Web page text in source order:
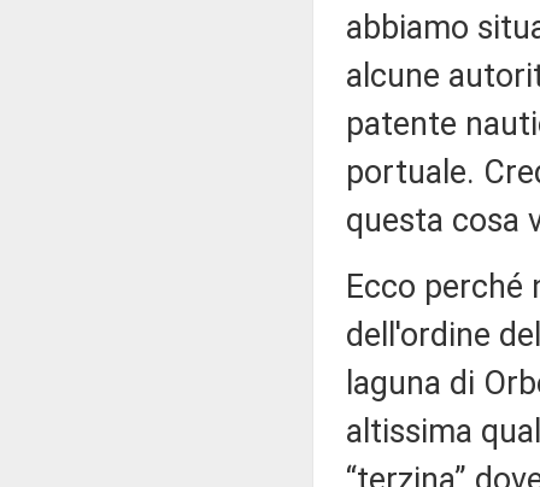
abbiamo
alcune
patente
portuale.
questa cosa
Ecco perché
dell'ordine
laguna di
altissima